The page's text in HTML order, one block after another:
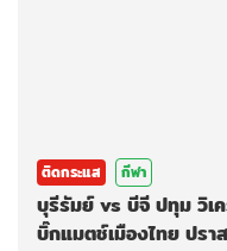
ติดกระแส กีฬา
บุรีรัมย์ vs บีจี ปทุม วิเ
บิ๊กแมตช์เมืองไทย ปรา